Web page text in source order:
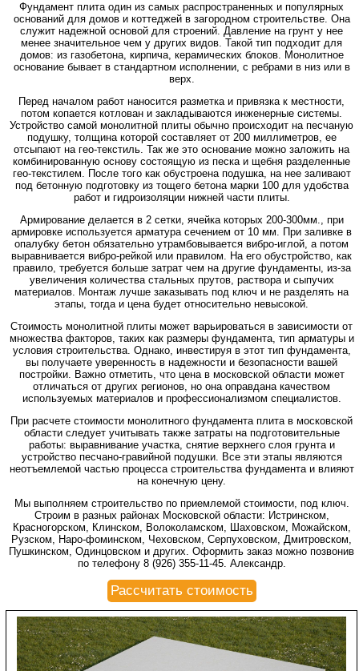
Фундамент плита один из самых распространенных и популярных
оснований для домов и коттеджей в загородном строительстве. Она
служит надежной основой для строений. Давление на грунт у нее
менее значительное чем у других видов. Такой тип подходит для
домов: из газобетона, кирпича, керамических блоков. Монолитное
основание бывает в стандартном исполнении, с ребрами в низ или в
верх.
Перед началом работ наносится разметка и привязка к местности,
потом копается котлован и закладываются инженерные системы.
Устройство самой монолитной плиты обычно происходит на песчаную
подушку, толщина которой составляет от 200 миллиметров, ее
отсыпают на гео-текстиль. Так же это основание можно заложить на
комбинированную основу состоящую из песка и щебня разделенные
гео-текстилем. После того как обустроена подушка, на нее заливают
под бетонную подготовку из тощего бетона марки 100 для удобства
работ и гидроизоляции нижней части плиты.
Армирование делается в 2 сетки, ячейка которых 200-300мм., при
армировке используется арматура сечением от 10 мм. При заливке в
опалубку бетон обязательно утрамбовывается вибро-иглой, а потом
выравнивается вибро-рейкой или правилом. На его обустройство, как
правило, требуется больше затрат чем на другие фундаменты, из-за
увеличения количества стальных прутов, раствора и сыпучих
материалов. Монтаж лучше заказывать под ключ и не разделять на
этапы, тогда и цена будет относительно невысокой.
Стоимость монолитной плиты может варьироваться в зависимости от
множества факторов, таких как размеры фундамента, тип арматуры и
условия строительства. Однако, инвестируя в этот тип фундамента,
вы получаете уверенность в надежности и безопасности вашей
постройки. Важно отметить, что цена в московской области может
отличаться от других регионов, но она оправдана качеством
используемых материалов и профессионализмом специалистов.
При расчете стоимости монолитного фундамента плита в московской
области следует учитывать также затраты на подготовительные
работы: выравнивание участка, снятие верхнего слоя грунта и
устройство песчано-гравийной подушки. Все эти этапы являются
неотъемлемой частью процесса строительства фундамента и влияют
на конечную цену.
Мы выполняем строительство по приемлемой стоимости, под ключ.
Строим в разных районах Московской области: Истринском,
Красногорском, Клинском, Волоколамском, Шаховском, Можайском,
Рузском, Наро-фоминском, Чеховском, Серпуховском, Дмитровском,
Пушкинском, Одинцовском и других. Оформить заказ можно позвонив
по телефону 8 (926) 355-11-45. Александр.
Рассчитать стоимость